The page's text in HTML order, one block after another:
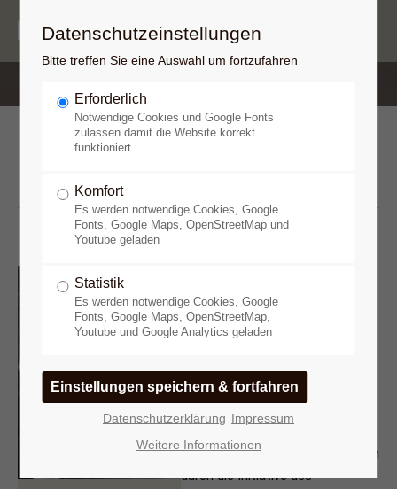
Lavater, Wienholt und
Boeckmann
wurde in Deutschland nicht etwa
durch seinen Begründer Franz
Anton Mesmer, der noch in
sondern zum einen durch einen
(1741-1801) 3) und zum anderen
durch die Initiative des
Datenschutzeinstellungen
Bitte treffen Sie eine Auswahl um fortzufahren
Erforderlich
Notwendige Cookies und Google Fonts
zulassen damit die Website korrekt
funktioniert
Komfort
Es werden notwendige Cookies, Google
Fonts, Google Maps, OpenStreetMap und
Youtube geladen
Statistik
Es werden notwendige Cookies, Google
Fonts, Google Maps, OpenStreetMap,
Youtube und Google Analytics geladen
Datenschutzerklärung
Impressum
Weitere Informationen